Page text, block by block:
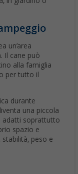
un’area
Il cane può
alla famiglia
per tutto il
durante
una piccola
adatti soprattutto
spazio e
stabilità, peso e